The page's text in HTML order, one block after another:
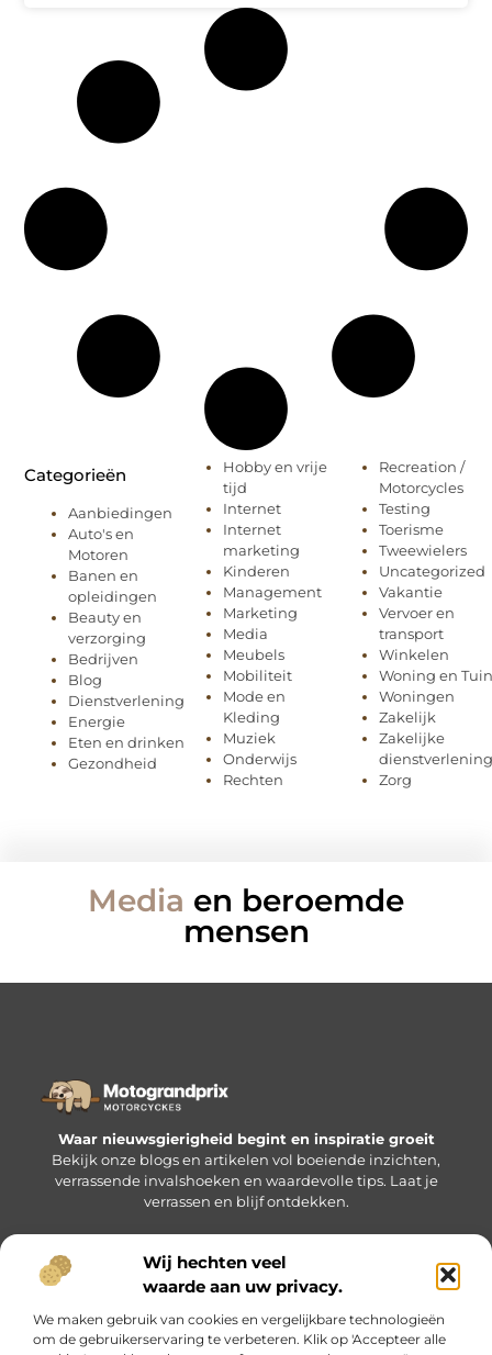
Wij hechten veel
waarde aan uw privacy.
We maken gebruik van cookies en vergelijkbare technologieën
om de gebruikerservaring te verbeteren. Klik op 'Accepteer alle
Categorieën
Aanbiedingen
Auto's en
Motoren
Banen en
opleidingen
Beauty en
verzorging
Bedrijven
Blog
Dienstverlening
Energie
Eten en drinken
Gezondheid
Hobby en vrije
tijd
Internet
Internet
marketing
Kinderen
Management
Marketing
Media
Meubels
Mobiliteit
Mode en
Kleding
Muziek
Onderwijs
Rechten
Recreation /
Motorcycles
Testing
Toerisme
Tweewielers
Uncategorized
Vakantie
Vervoer en
transport
Winkelen
Woning en Tuin
Woningen
Zakelijk
Zakelijke
dienstverlening
Zorg
Media en beroemde
mensen
Waar nieuwsgierigheid begint en inspiratie groeit
Bekijk onze blogs en artikelen vol boeiende inzichten,
verrassende invalshoeken en waardevolle tips. Laat je
verrassen en blijf ontdekken.
Bericht categorie